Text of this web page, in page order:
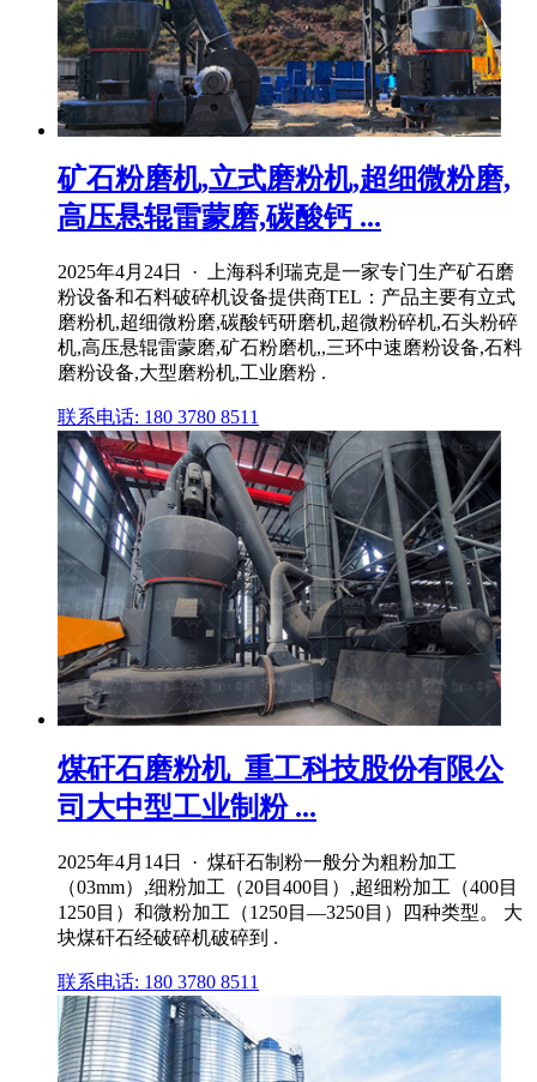
矿石粉磨机,立式磨粉机,超细微粉磨,
高压悬辊雷蒙磨,碳酸钙 ...
2025年4月24日 · 上海科利瑞克是一家专门生产矿石磨
粉设备和石料破碎机设备提供商TEL：产品主要有立式
磨粉机,超细微粉磨,碳酸钙研磨机,超微粉碎机,石头粉碎
机,高压悬辊雷蒙磨,矿石粉磨机,,三环中速磨粉设备,石料
磨粉设备,大型磨粉机,工业磨粉 .
联系电话: 180 3780 8511
煤矸石磨粉机_重工科技股份有限公
司大中型工业制粉 ...
2025年4月14日 · 煤矸石制粉一般分为粗粉加工
（03mm）,细粉加工（20目400目）,超细粉加工（400目
1250目）和微粉加工（1250目—3250目）四种类型。 大
块煤矸石经破碎机破碎到 .
联系电话: 180 3780 8511